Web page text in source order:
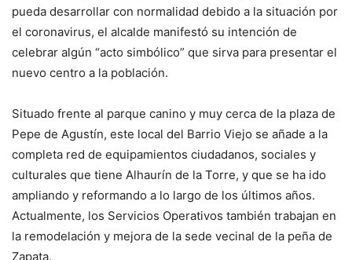
pueda desarrollar con normalidad debido a la situación por
el coronavirus, el alcalde manifestó su intención de
celebrar algún “acto simbólico” que sirva para presentar el
nuevo centro a la población.
Situado frente al parque canino y muy cerca de la plaza de
Pepe de Agustín, este local del Barrio Viejo se añade a la
completa red de equipamientos ciudadanos, sociales y
culturales que tiene Alhaurín de la Torre, y que se ha ido
ampliando y reformando a lo largo de los últimos años.
Actualmente, los Servicios Operativos también trabajan en
la remodelación y mejora de la sede vecinal de la peña de
Zapata.